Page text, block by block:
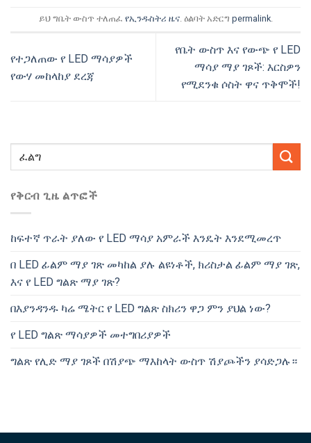
ይህ ግቤት ውስጥ ተለጠፈ የኢንዱስትሪ ዜና. ዕልባት አድርግ permalink.
የተጋለጠው የ LED ማሳያዎች
የውሃ መከላከያ ደረጃ
የቤት ውስጥ እና የውጭ የ LED
ማሳያ ማያ ገጾች: እርስዎን
የሚደንቁ ሶስት ዋና ጥቅሞች!
የቅርብ ጊዜ ልጥፎች
ከፍተኛ ጥራት ያለው የ LED ማሳያ አምራች እንዴት እንደሚመረጥ
በ LED ፊልም ማያ ገጽ መካከል ያሉ ልዩነቶች, ክሪስታል ፊልም ማያ ገጽ,
እና የ LED ግልጽ ማያ ገጽ?
በእያንዳንዱ ካሬ ሜትር የ LED ግልጽ ስክሪን ዋጋ ምን ያህል ነው?
የ LED ግልጽ ማሳያዎች መተግበሪያዎች
ግልጽ የሊድ ማያ ገጾች በሽያጭ ማእከላት ውስጥ ሽያጮችን ያሳድጋሉ።